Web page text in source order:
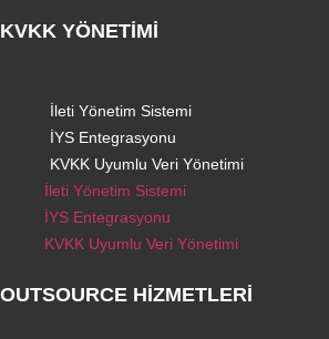
KVKK YÖNETİMİ
İleti Yönetim Sistemi
İYS Entegrasyonu
KVKK Uyumlu Veri Yönetimi
İleti Yönetim Sistemi
İYS Entegrasyonu
KVKK Uyumlu Veri Yönetimi
OUTSOURCE HİZMETLERİ